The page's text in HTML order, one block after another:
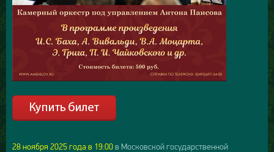
28 ноября 2025 года в 19:00в Московской государственной